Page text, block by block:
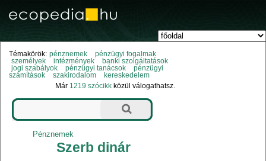
Témakörök: pénznemek
pénzügyi fogalmak
személyek
intézmények
banki szolgáltatások
jogi szabályok
pénzügyi tanácsok
pénzügyi
számítások
szakirodalom
kereskedelem
Már 1219 szócikk közül válogathatsz.
Pénznemek
Szerb dinár